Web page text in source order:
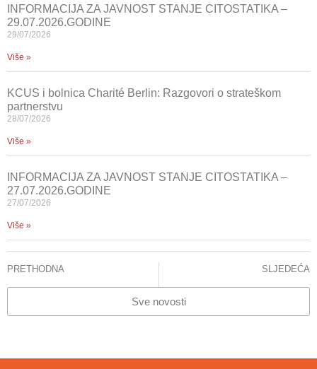
INFORMACIJA ZA JAVNOST STANJE CITOSTATIKA –
29.07.2026.GODINE
29/07/2026
Više »
KCUS i bolnica Charité Berlin: Razgovori o strateškom
partnerstvu
28/07/2026
Više »
INFORMACIJA ZA JAVNOST STANJE CITOSTATIKA –
27.07.2026.GODINE
27/07/2026
Više »
PRETHODNA SLJEDEĆA
Sve novosti